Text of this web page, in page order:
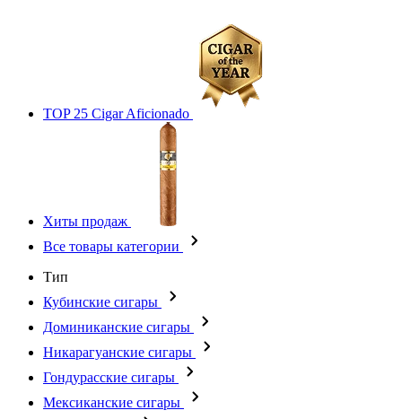
TOP 25 Cigar Aficionado
Хиты продаж
Все товары категории
Тип
Кубинские сигары
Доминиканские сигары
Никарагуанские сигары
Гондурасские сигары
Мексиканские сигары